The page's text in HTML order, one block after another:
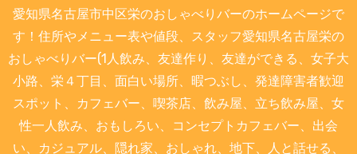
愛知県名古屋市中区栄のおしゃべりバーのホームページで
す！住所やメニュー表や値段、スタッフ愛知県名古屋栄の
おしゃべりバー(1人飲み、友達作り、友達ができる、女子大
小路、栄４丁目、面白い場所、暇つぶし、発達障害者歓迎
スポット、カフェバー、喫茶店、飲み屋、立ち飲み屋、女
性一人飲み、おもしろい、コンセプトカフェバー、出会
い、カジュアル、隠れ家、おしゃれ、地下、人と話せる、